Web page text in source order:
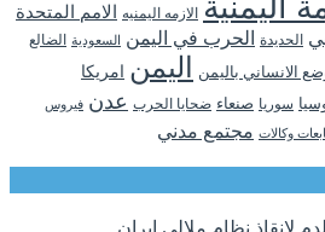
اليمنية الازمه اليمنيه الامم المتحدة
الحديدة الحرب في اليمن السعودية الضالع
الانساني باليمن اليمن امريكا
سوريا صنعاء ضحايا الحرب عدن فيروس
وكالات مجتمع مدني